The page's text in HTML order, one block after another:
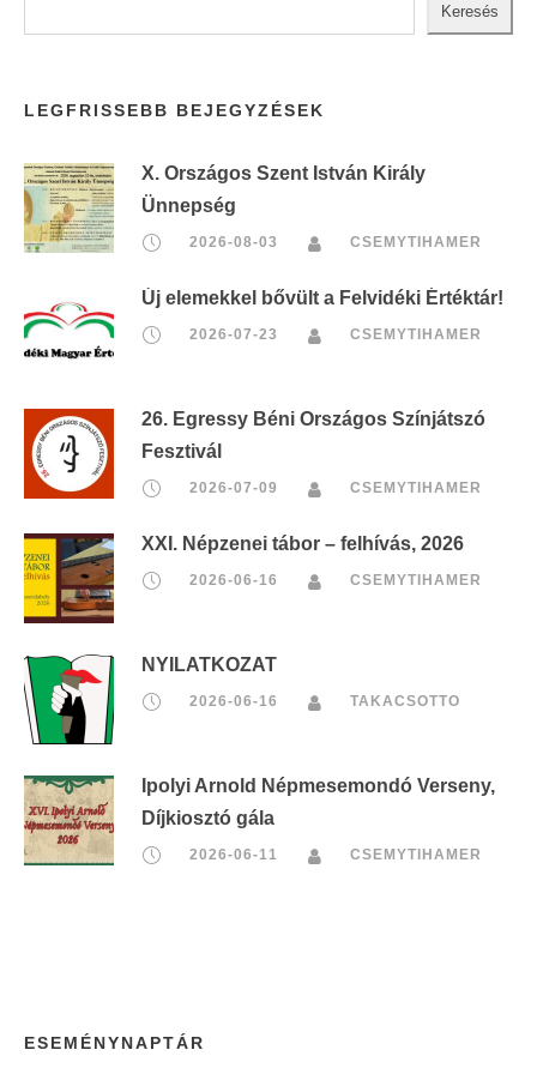
Keresés
LEGFRISSEBB BEJEGYZÉSEK
X. Országos Szent István Király
Ünnepség
2026-08-03 CSEMYTIHAMER
Új elemekkel bővült a Felvidéki Értéktár!
2026-07-23 CSEMYTIHAMER
26. Egressy Béni Országos Színjátszó
Fesztivál
2026-07-09 CSEMYTIHAMER
XXI. Népzenei tábor – felhívás, 2026
2026-06-16 CSEMYTIHAMER
NYILATKOZAT
2026-06-16 TAKACSOTTO
Ipolyi Arnold Népmesemondó Verseny,
Díjkiosztó gála
2026-06-11 CSEMYTIHAMER
ESEMÉNYNAPTÁR